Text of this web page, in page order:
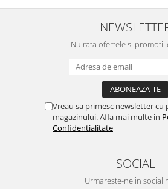
Nu rata ofertele si
Vreau sa primesc newsletter
magazinului. Afla mai multe in
Confidentialitate
SOCIAL
Urmareste-ne in social